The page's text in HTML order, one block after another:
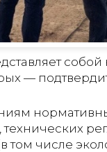
—
том числе